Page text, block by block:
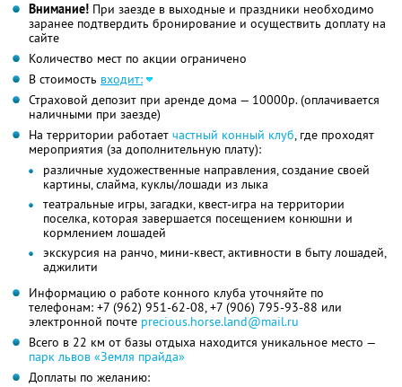
Внимание! При заезде в выходные и праздники необходимо
заранее подтвердить бронирование и осуществить доплату на
сайте
Количество мест по акции ограничено
В стоимость входит:
Страховой депозит при аренде дома — 10000р. (оплачивается
наличными при заезде)
На территории работает частный конный клуб, где проходят
мероприятия (за дополнительную плату):
различные художественные направления, создание своей
картины, слайма, куклы/лошади из лыка
театральные игры, загадки, квест-игра на территории
поселка, которая завершается посещением конюшни и
кормлением лошадей
экскурсия на ранчо, мини-квест, активности в быту лошадей,
аджилити
Информацию о работе конного клуба уточняйте по
телефонам: +7 (962) 951-62-08, +7 (906) 795-93-88 или
электронной почте precious.horse.land@mail.ru
Всего в 22 км от базы отдыха находится уникальное место —
парк львов «Земля прайда»
Доплаты по желанию: